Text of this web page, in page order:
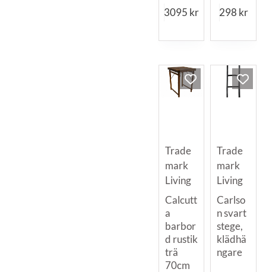
3095 kr 298 kr
Trade
mark
Living
Calcutt
a
barbor
d rustik
trä
70cm
Trade
mark
Living
Carlso
n svart
stege,
klädhä
ngare